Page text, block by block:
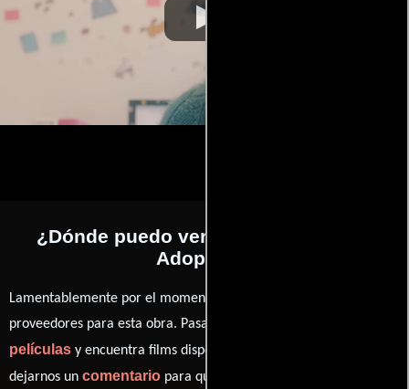
¿Dónde puedo ver la películas Adult
Adoption?
Lamentablemente por el momento no contamos con enlaces a
proveedores para esta obra. Pasa por nuestro catálogo de
películas y encuentra films disponibles. También puedes
dejarnos un comentario para que le demos prioridad y te